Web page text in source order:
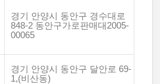
경기 안양시 동안구 경수대로
848-2 동안구가로판매대2005-
00065
경기 안양시 동안구 달안로 69-
1,(비산동)